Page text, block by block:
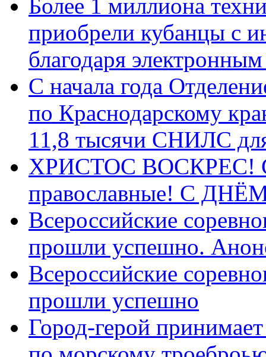
Более 1 миллиона
приобрели кубанцы с
благодаря
С начала года
по Краснодарскому
11,8 тысячи СНИЛС
ХРИСТОС ВОСКРЕС! С
православные! C
Всероссийские
прошли успешно.
Всероссийские
прошли успешно
Город-герой